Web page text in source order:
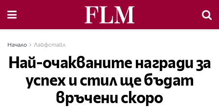
Начало Лайфстайл
Най-очакваните награди за
успех и стил ще бъдат
връчени скоро